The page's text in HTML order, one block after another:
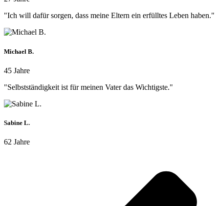
"Ich will dafür sorgen, dass meine Eltern ein erfülltes Leben haben."
Michael B.
45 Jahre
"Selbstständigkeit ist für meinen Vater das Wichtigste."
Sabine L.
62 Jahre